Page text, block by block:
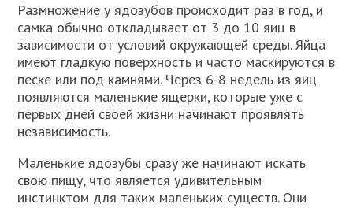
Размножение у ядозубов происходит раз в год, и
самка обычно откладывает от 3 до 10 яиц в
зависимости от условий окружающей среды. Яйца
имеют гладкую поверхность и часто маскируются в
песке или под камнями. Через 6-8 недель из яиц
появляются маленькие ящерки, которые уже с
первых дней своей жизни начинают проявлять
независимость.
Маленькие ядозубы сразу же начинают искать
свою пищу, что является удивительным
инстинктом для таких маленьких существ. Они